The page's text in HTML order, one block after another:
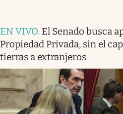
EN VIVO. El Senado busca
Propiedad Privada, sin el
tierras a extranjeros